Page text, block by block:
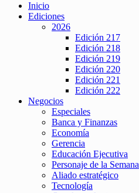
Inicio
Ediciones
2026
Edición 217
Edición 218
Edición 219
Edición 220
Edición 221
Edición 222
Negocios
Especiales
Banca y Finanzas
Economía
Gerencia
Educación Ejecutiva
Personaje de la Semana
Aliado estratégico
Tecnología